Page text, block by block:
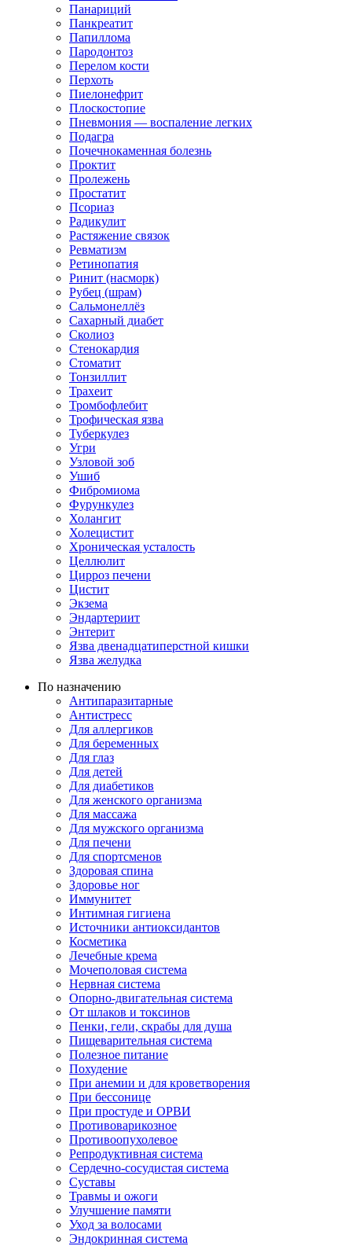
Панариций
Панкреатит
Папиллома
Пародонтоз
Перелом кости
Перхоть
Пиелонефрит
Плоскостопие
Пневмония — воспаление легких
Подагра
Почечнокаменная болезнь
Проктит
Пролежень
Простатит
Псориаз
Радикулит
Растяжение связок
Ревматизм
Ретинопатия
Ринит (насморк)
Рубец (шрам)
Сальмонеллёз
Сахарный диабет
Сколиоз
Стенокардия
Стоматит
Тонзиллит
Трахеит
Тромбофлебит
Трофическая язва
Туберкулез
Угри
Узловой зоб
Ушиб
Фибромиома
Фурункулез
Холангит
Холецистит
Хроническая усталость
Целлюлит
Цирроз печени
Цистит
Экзема
Эндартериит
Энтерит
Язва двенадцатиперстной кишки
Язва желудка
По назначению
Антипаразитарные
Антистресс
Для аллергиков
Для беременных
Для глаз
Для детей
Для диабетиков
Для женского организма
Для массажа
Для мужского организма
Для печени
Для спортсменов
Здоровая спина
Здоровье ног
Иммунитет
Интимная гигиена
Источники антиоксидантов
Косметика
Лечебные крема
Мочеполовая система
Нервная система
Опорно-двигательная система
От шлаков и токсинов
Пенки, гели, скрабы для душа
Пищеварительная система
Полезное питание
Похудение
При анемии и для кроветворения
При бессонице
При простуде и ОРВИ
Противоварикозное
Противоопухолевое
Репродуктивная система
Сердечно-сосудистая система
Суставы
Травмы и ожоги
Улучшение памяти
Уход за волосами
Эндокринная система